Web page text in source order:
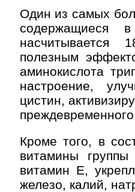
Один из самых
содержащиеся
насчитывается
полезным
аминокислота
настроение,
цистин,
Кроме того, в
витамины
витамин Е,
железо, калий,